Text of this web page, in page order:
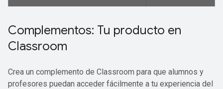
Complementos: Tu producto en
Classroom
Crea un complemento de Classroom para que alumnos y
profesores puedan acceder fácilmente a tu experiencia del